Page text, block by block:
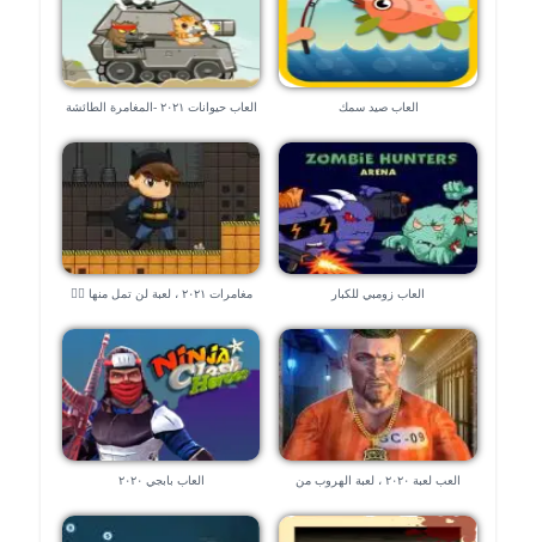
العاب صيد سمك العاب حيوانات ٢٠٢١ -المغامرة الطائشة
العاب زومبي للكبار
مغامرات ٢٠٢١ ، لعبة لن تمل منها 🧗‍♀️
العب لعبة ٢٠٢٠ ، لعبة الهروب من
العاب بابجي ٢٠٢٠